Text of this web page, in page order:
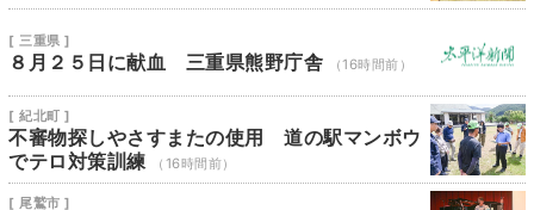
[ 三重県 ]
８月２５日に献血 三重県熊野庁舎 （16時間前）
[ 紀北町 ]
不審物探しやさすまたの使用 道の駅マンボウ
でテロ対策訓練
（16時間前）
[ 尾鷲市 ]